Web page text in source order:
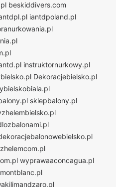
beskiddivers.com
iantdpoland.pl
instruktornurkowy.pl
Dekoracjebielsko.pl
sklepbalony.pl
wyprawaaconcagua.pl